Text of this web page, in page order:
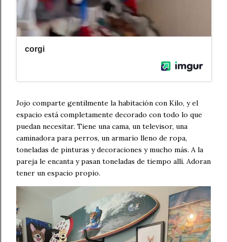
Jojo comparte gentilmente la habitación con Kilo, y el
espacio está completamente decorado con todo lo que
puedan necesitar. Tiene una cama, un televisor, una
caminadora para perros, un armario lleno de ropa,
toneladas de pinturas y decoraciones y mucho más. A la
pareja le encanta y pasan toneladas de tiempo allí. Adoran
tener un espacio propio.